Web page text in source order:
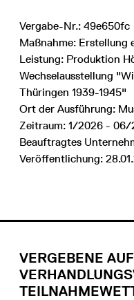
Vergabe-Nr.: 49e650fc
Maßnahme: Erstellung
Leistung: Produktion
Wechselausstellung
Thüringen 1939-1945"
Ort der Ausführung:
Zeitraum: 1/2026 - 06/
Beauftragtes
Veröffentlichung:
VERGEBENE